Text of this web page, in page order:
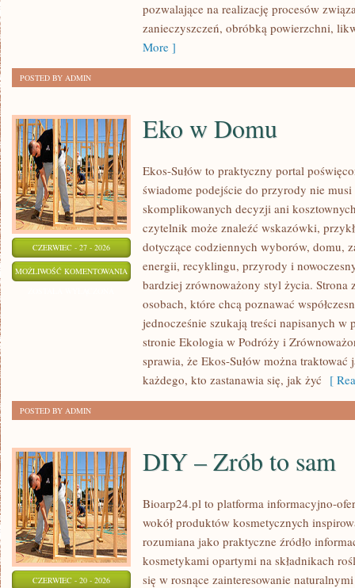
pozwalające na realizację procesów
zanieczyszczeń, obróbką powierzchni,
More ]
POSTED BY ADMIN
CZERWIEC - 27 - 2026
MOŻLIWOŚĆ KOMENTOWANIA
DOMU
Eko w Domu
Ekos-Sułów to praktyczny portal
świadome podejście do przyrody nie
skomplikowanych decyzji ani
czytelnik może znaleźć wskazówki,
dotyczące codziennych wyborów, domu,
energii, recyklingu, przyrody i
bardziej zrównoważony styl życia. Strona
osobach, które chcą poznawać
jednocześnie szukają treści napisanych w
stronie Ekologia w Podróży i
sprawia, że Ekos-Sułów można
każdego, kto zastanawia się, jak żyć [
POSTED BY ADMIN
CZERWIEC - 20 - 2026
DIY – Zrób to sam
Bioarp24.pl to platforma informacyjno-
wokół produktów kosmetycznych
rozumiana jako praktyczne źródło
kosmetykami opartymi na składnikach
się w rosnące zainteresowanie